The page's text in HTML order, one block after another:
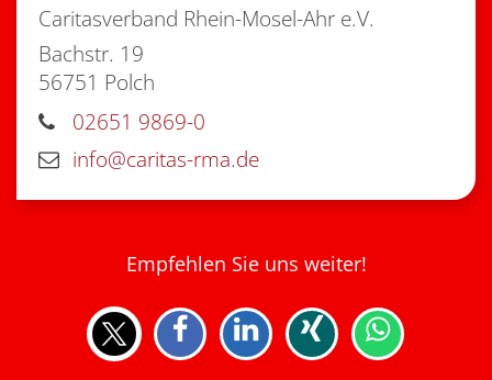
Caritasverband Rhein-Mosel-Ahr e.V.
Bachstr. 19
56751 Polch
02651 9869-0
info@caritas-rma.de
Empfehlen Sie uns weiter!